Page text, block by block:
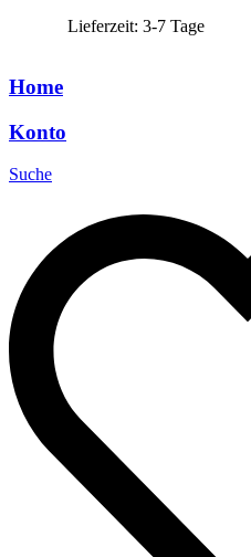
Lieferzeit: 3-7 Tage
Home
Konto
Suche